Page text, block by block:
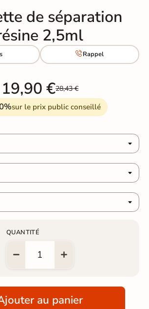
de séparation
2,5ml
Rappel
19,90 €28,43 €
sur le prix public conseillé
QUANTITÉ
au panier